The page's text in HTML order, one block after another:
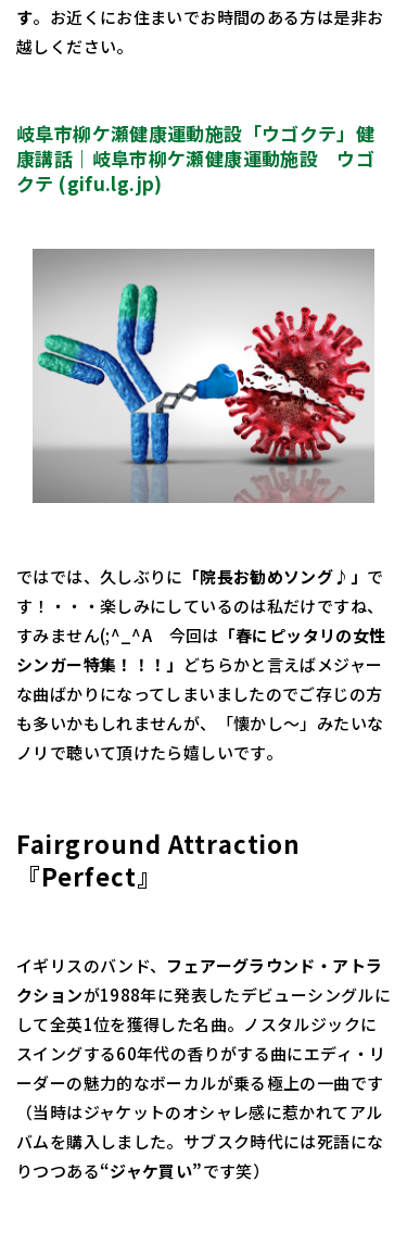
す。お近くにお住まいでお時間のある方は是非お
越しください。
岐阜市柳ケ瀬健康運動施設「ウゴクテ」健
康講話｜岐阜市柳ケ瀬健康運動施設 ウゴ
クテ (gifu.lg.jp)
ではでは、久しぶりに 「院長お勧めソング♪」 で
す！・・・楽しみにしているのは私だけですね、
すみません(;^_^A 今回は 「春にピッタリの女性
シンガー特集！！！」 どちらかと言えばメジャー
な曲ばかりになってしまいましたのでご存じの方
も多いかもしれませんが、「懐かし～」みたいな
ノリで聴いて頂けたら嬉しいです。
Fairground Attraction
『Perfect』
イギリスのバンド、 フェアーグラウンド・アトラ
クションが1988年に発表したデビューシングルに
して全英1位を獲得した名曲。ノスタルジックに
スイングする60年代の香りがする曲にエディ・リ
ーダーの魅力的なボーカルが乗る極上の一曲です
（当時はジャケットのオシャレ感に惹かれてアル
バムを購入しました。サブスク時代には死語にな
りつつある“ジャケ買い”です笑）